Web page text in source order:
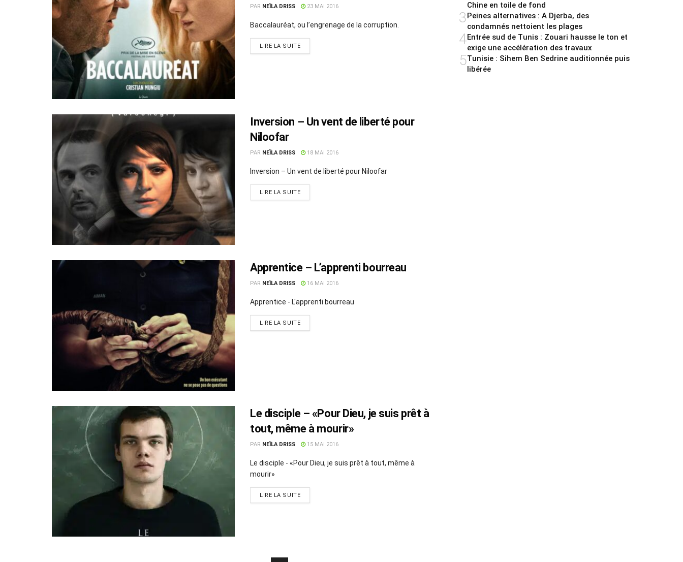
PAR NEÏLA DRISS 23 MAI 2016
Baccalauréat, ou l’engrenage de la corruption.
LIRE LA SUITE
Inversion – Un vent de liberté pour
Niloofar
PAR NEÏLA DRISS 18 MAI 2016
Inversion – Un vent de liberté pour Niloofar
LIRE LA SUITE
Apprentice – L’apprenti bourreau
PAR NEÏLA DRISS 16 MAI 2016
Apprentice - L'apprenti bourreau
LIRE LA SUITE
Le disciple – «Pour Dieu, je suis prêt à
tout, même à mourir»
PAR NEÏLA DRISS 15 MAI 2016
Le disciple - «Pour Dieu, je suis prêt à tout, même à
mourir»
LIRE LA SUITE
Chine en toile de fond
3Peines alternatives : A Djerba, des
condamnés nettoient les plages
4Entrée sud de Tunis : Zouari hausse le ton et
exige une accélération des travaux
5Tunisie : Sihem Ben Sedrine auditionnée puis
libérée